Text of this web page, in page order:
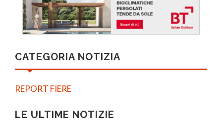
CATEGORIA NOTIZIA
REPORT FIERE
LE ULTIME NOTIZIE